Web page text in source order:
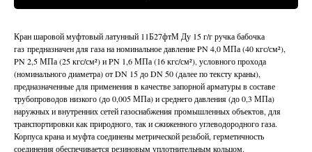
Кран шаровой муфтовый латунный 11Б27фтМ Ду 15 г/г ручка бабочка
газ предназначен для газа на номинальное давление PN 4,0 МПа (40 кгс/см²),
PN 2,5 МПа (25 кгс/см²) и PN 1,6 МПа (16 кгс/см²), условного прохода
(номинального диаметра) от DN 15 до DN 50 (далее по тексту краны),
предназначенные для применения в качестве запорной арматуры в составе
трубопроводов низкого (до 0,005 МПа) и среднего давления (до 0,3 МПа)
наружных и внутренних сетей газоснабжения промышленных объектов, для
транспортировки как природного, так и сжиженного углеводородного газа.
Корпуса крана и муфта соединены метрической резьбой, герметичность
соединения обеспечивается резиновым уплотнительным кольцом.